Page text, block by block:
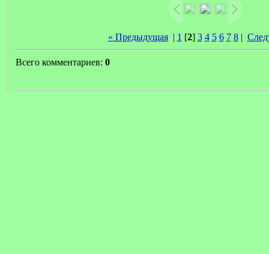
« Предыдущая| 1 [2] 3 4 5 6 7 8|
Всего комментариев: 0